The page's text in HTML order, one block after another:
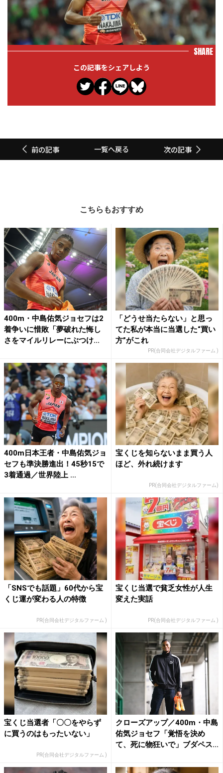
SHARE
この記事をシェアしよう
前の記事 一覧へ戻る 次の記事
こちらもおすすめ
400m・中島佑気ジョセフは2
着争いに惜敗「夢破れた悔し
さをマイルリレーにぶつけ...
「どうせ当たらない」と思っ
てた私が本当に当選した“買い
方”がこれ
PR(合同会社デジタルファーム )
400m日本王者・中島佑気ジョ
セフも準決勝進出！45秒15で
3着通過／世界陸上 ...
宝くじを知らないまま買う人
ほど、外れ続けます
PR(合同会社デジタルファーム)
「SNSでも話題」60代から宝
くじ運が変わる人の特徴
PR(合同会社デジタルファーム )
宝くじ当選で貧乏女性が人生
変えた実話
PR(合同会社デジタルファーム )
宝くじ当選者「〇〇をやらず
に買うのはもったいない」
PR(合同会社デジタルファーム )
クローズアップ／400m・中島
佑気ジョセフ「覚悟を決め
て、死に物狂いで」ブダペス...